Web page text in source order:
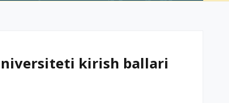
kirish ballari